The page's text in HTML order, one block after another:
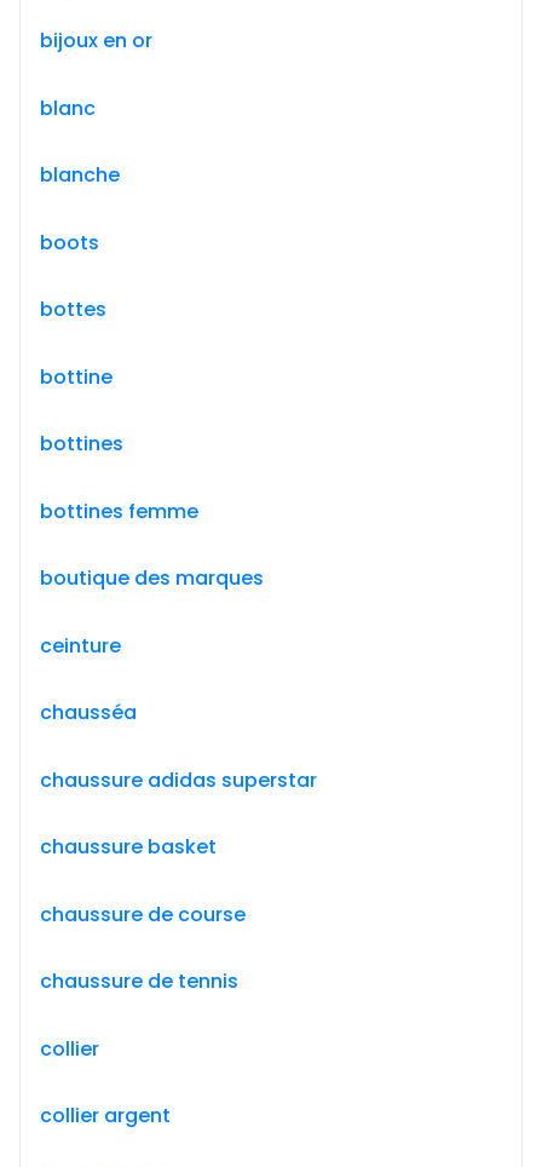
bijoux en or
blanc
blanche
boots
bottes
bottine
bottines
bottines femme
boutique des marques
ceinture
chausséa
chaussure adidas superstar
chaussure basket
chaussure de course
chaussure de tennis
collier
collier argent